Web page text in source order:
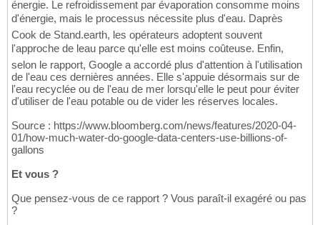
énergie. Le refroidissement par évaporation consomme moins
d'énergie, mais le processus nécessite plus d'eau. Daprès
Cook de Stand.earth, les opérateurs adoptent souvent
l'approche de leau parce qu'elle est moins coûteuse. Enfin,
selon le rapport, Google a accordé plus d'attention à l'utilisation
de l'eau ces dernières années. Elle s'appuie désormais sur de
l'eau recyclée ou de l'eau de mer lorsqu'elle le peut pour éviter
d'utiliser de l'eau potable ou de vider les réserves locales.
Source : https://www.bloomberg.com/news/features/2020-04-
01/how-much-water-do-google-data-centers-use-billions-of-
gallons
Et vous ?
Que pensez-vous de ce rapport ? Vous paraît-il exagéré ou pas
?